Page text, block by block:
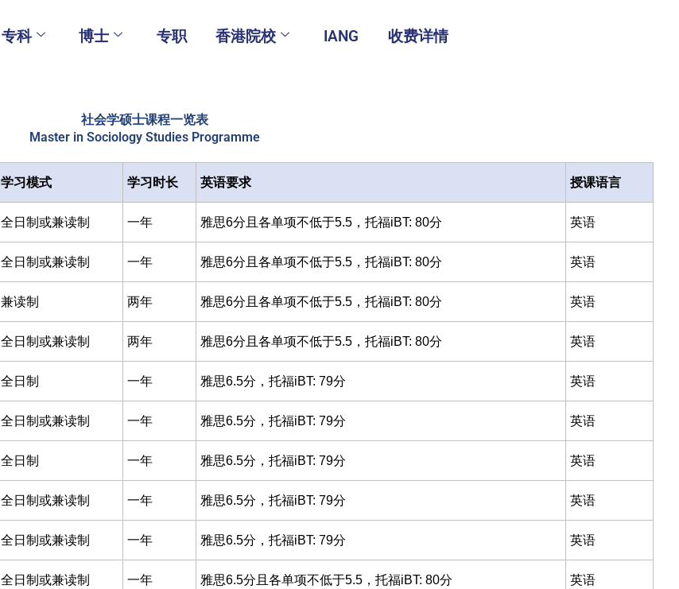
专科 博士 专职 香港院校 IANG 收费详情
社会学硕士课程一览表
Master in Sociology Studies Programme
学习模式 学习时长 英语要求 授课语言
全日制或兼读制 一年 雅思6分且各单项不低于5.5，托福iBT: 80分 英语
全日制或兼读制 一年 雅思6分且各单项不低于5.5，托福iBT: 80分 英语
兼读制 两年 雅思6分且各单项不低于5.5，托福iBT: 80分 英语
全日制或兼读制 两年 雅思6分且各单项不低于5.5，托福iBT: 80分 英语
全日制 一年 雅思6.5分，托福iBT: 79分 英语
全日制或兼读制 一年 雅思6.5分，托福iBT: 79分 英语
全日制 一年 雅思6.5分，托福iBT: 79分 英语
全日制或兼读制 一年 雅思6.5分，托福iBT: 79分 英语
全日制或兼读制 一年 雅思6.5分，托福iBT: 79分 英语
全日制或兼读制 一年 雅思6.5分且各单项不低于5.5，托福iBT: 80分 英语